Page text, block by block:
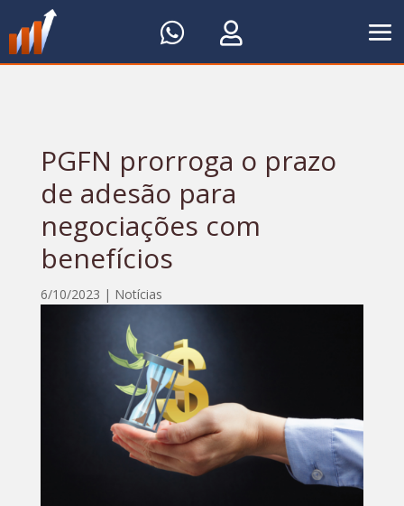
 
PGFN prorroga o prazo
de adesão para
negociações com
benefícios
6/10/2023 | Notícias